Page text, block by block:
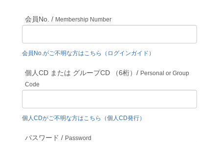
会員No. / Membership Number
会員No.がご不明な方はこちら（ログインガイド）
個人CD または グループCD （6桁）/ Personal or Group
Code
個人CDがご不明な方はこちら（個人CD発行）
パスワード / Password